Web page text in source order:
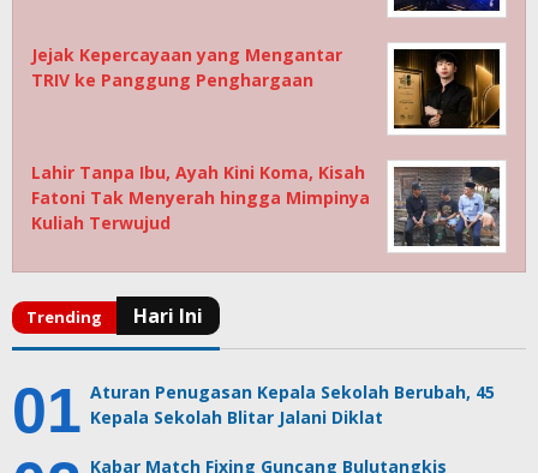
Jejak Kepercayaan yang Mengantar
TRIV ke Panggung Penghargaan
Lahir Tanpa Ibu, Ayah Kini Koma, Kisah
Fatoni Tak Menyerah hingga Mimpinya
Kuliah Terwujud
Aturan Penugasan Kepala Sekolah Berubah, 45
Kepala Sekolah Blitar Jalani Diklat
Kabar Match Fixing Guncang Bulutangkis